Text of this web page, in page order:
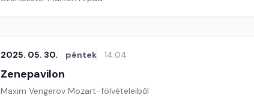
2025. 05. 30. péntek 14:04
Zenepavilon
Maxim Vengerov Mozart-fölvételeiből